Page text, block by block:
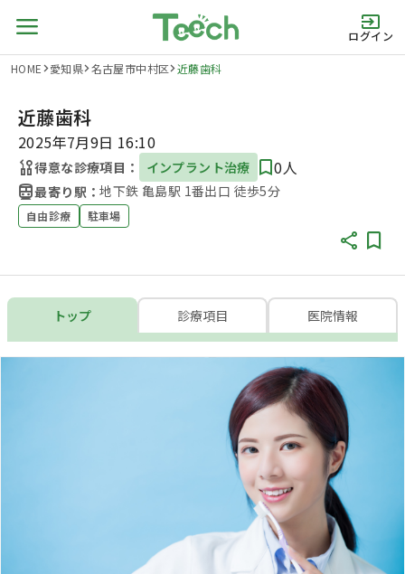
ログイン
HOME 愛知県 名古屋市中村区 近藤歯科
近藤歯科
2025年7月9日 16:10
得意な診療項目： インプラント治療 0人
最寄り駅：地下鉄 亀島駅 1番出口 徒歩5分
自由診療 駐車場
トップ 診療項目 医院情報